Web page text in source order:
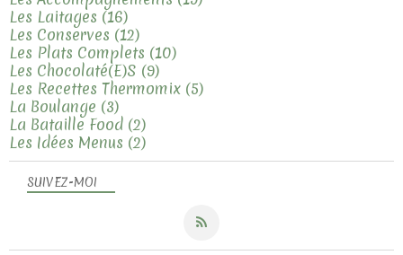
SUIVEZ-MOI
Les Laitages (16)
Les Conserves (12)
Les Plats Complets (10)
Les Chocolaté(e)s (9)
Les Recettes Thermomix (5)
La Boulange (3)
La Bataille Food (2)
Les Idées Menus (2)